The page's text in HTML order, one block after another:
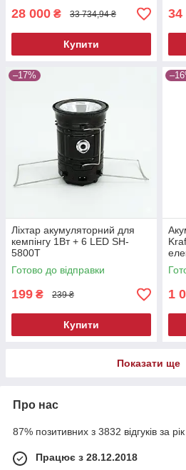
28 000 ₴ 33 734,94 ₴
Купити
34
–17%
Ліхтар акумуляторний для
кемпінгу 1Вт + 6 LED SH-
5800T
Готово до відправки
199 ₴ 239 ₴
Купити
1
Показати ще
Про нас
87% позитивних з 3832 відгуків за рік
Працює з 28.12.2018